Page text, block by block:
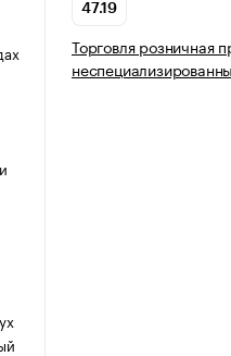
47.19
Торговля розничная